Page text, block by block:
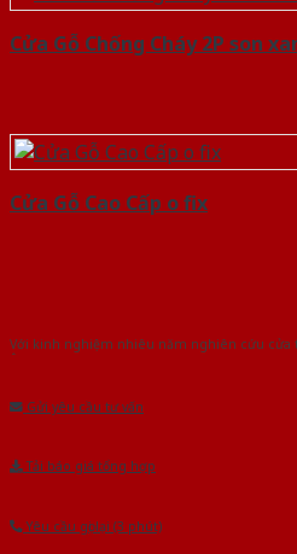
Cửa Gỗ Chống Cháy 2P son
Cửa Gỗ Cao Cấp o fix
Với kinh nghiệm nhiêu năm nghiên cứu cửa
Gửi yêu cầu tư vấn
Tải báo giá tổng hợp
Yêu cầu gọi lại (3 phút)